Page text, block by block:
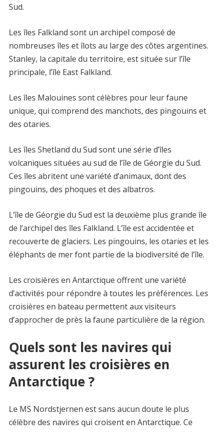
Sud.
Les îles Falkland sont un archipel composé de
nombreuses îles et îlots au large des côtes argentines.
Stanley, la capitale du territoire, est située sur l’île
principale, l’île East Falkland.
Les îles Malouines sont célèbres pour leur faune
unique, qui comprend des manchots, des pingouins et
des otaries.
Les îles Shetland du Sud sont une série d’îles
volcaniques situées au sud de l’île de Géorgie du Sud.
Ces îles abritent une variété d’animaux, dont des
pingouins, des phoques et des albatros.
L’île de Géorgie du Sud est la deuxième plus grande île
de l’archipel des îles Falkland. L’île est accidentée et
recouverte de glaciers. Les pingouins, les otaries et les
éléphants de mer font partie de la biodiversité de l’île.
Les croisières en Antarctique offrent une variété
d’activités pour répondre à toutes les préférences. Les
croisières en bateau permettent aux visiteurs
d’approcher de près la faune particulière de la région.
Quels sont les navires qui
assurent les croisières en
Antarctique ?
Le MS Nordstjernen est sans aucun doute le plus
célèbre des navires qui croisent en Antarctique. Ce